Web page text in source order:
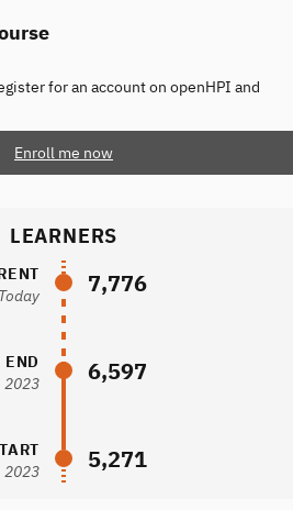
for an account on openHPI and
Enroll me now
LEARNERS
Today
7,776
END
2023
6,597
2023
5,271